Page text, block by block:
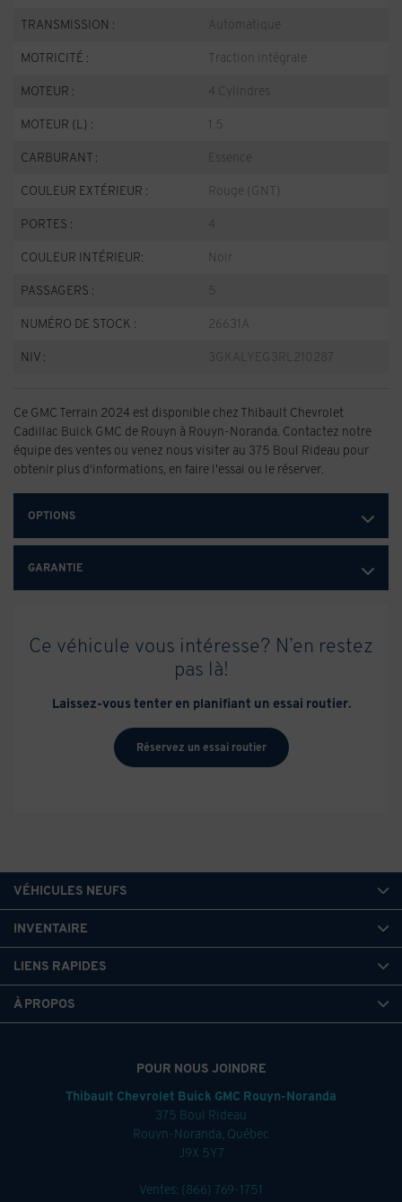
TRANSMISSION : Automatique
MOTRICITÉ : Traction intégrale
MOTEUR : 4 Cylindres
MOTEUR (L) : 1.5
CARBURANT : Essence
COULEUR EXTÉRIEUR : Rouge (GNT)
PORTES : 4
COULEUR INTÉRIEUR: Noir
PASSAGERS : 5
NUMÉRO DE STOCK : 26631A
NIV : 3GKALYEG3RL210287
Ce GMC Terrain 2024 est disponible chez Thibault Chevrolet
Cadillac Buick GMC de Rouyn à Rouyn-Noranda. Contactez notre
équipe des ventes ou venez nous visiter au 375 Boul Rideau pour
obtenir plus d'informations, en faire l'essai ou le réserver.
OPTIONS
GARANTIE
Ce véhicule vous intéresse? N’en restez
pas là!
Laissez-vous tenter en planifiant un essai routier.
Réservez un essai routier
POUR NOUS JOINDRE
Thibault Chevrolet Buick GMC Rouyn-Noranda
375 Boul Rideau
Rouyn-Noranda, Québec
J9X 5Y7
Ventes: (866) 769-1751
VÉHICULES NEUFS
INVENTAIRE
LIENS RAPIDES
À PROPOS